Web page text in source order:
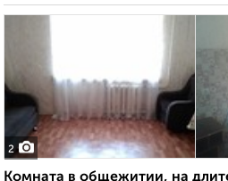
2
Комната в общежитии, на